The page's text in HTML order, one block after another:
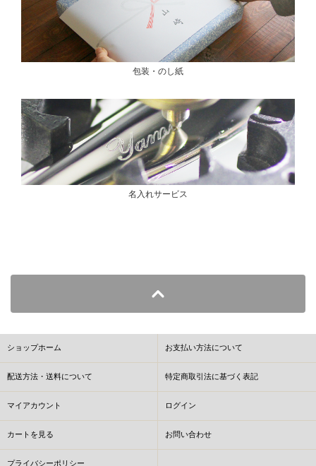
包装・のし紙
名入れサービス
ショップホーム お支払い方法について
配送方法・送料について 特定商取引法に基づく表記
マイアカウント ログイン
カートを見る お問い合わせ
プライバシーポリシー